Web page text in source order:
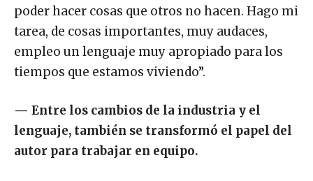
poder hacer cosas que otros no hacen. Hago mi
tarea, de cosas importantes, muy audaces,
empleo un lenguaje muy apropiado para los
tiempos que estamos viviendo”.
— Entre los cambios de la industria y el
lenguaje, también se transformó el papel del
autor para trabajar en equipo.